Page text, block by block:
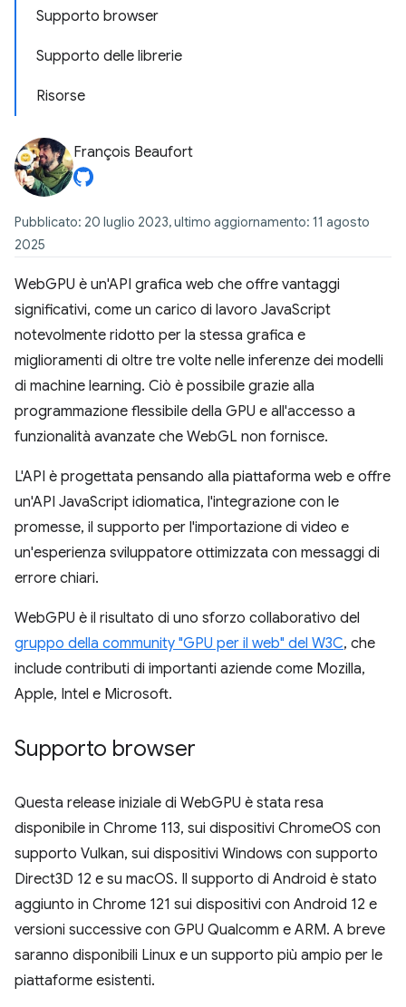
Supporto browser
Supporto delle librerie
Risorse
François Beaufort
Pubblicato: 20 luglio 2023, ultimo aggiornamento: 11 agosto
2025
WebGPU è un'API grafica web che offre vantaggi
significativi, come un carico di lavoro JavaScript
notevolmente ridotto per la stessa grafica e
miglioramenti di oltre tre volte nelle inferenze dei modelli
di machine learning. Ciò è possibile grazie alla
programmazione flessibile della GPU e all'accesso a
funzionalità avanzate che WebGL non fornisce.
L'API è progettata pensando alla piattaforma web e offre
un'API JavaScript idiomatica, l'integrazione con le
promesse, il supporto per l'importazione di video e
un'esperienza sviluppatore ottimizzata con messaggi di
errore chiari.
WebGPU è il risultato di uno sforzo collaborativo del
gruppo della community "GPU per il web" del W3C, che
include contributi di importanti aziende come Mozilla,
Apple, Intel e Microsoft.
Supporto browser
Questa release iniziale di WebGPU è stata resa
disponibile in Chrome 113, sui dispositivi ChromeOS con
supporto Vulkan, sui dispositivi Windows con supporto
Direct3D 12 e su macOS. Il supporto di Android è stato
aggiunto in Chrome 121 sui dispositivi con Android 12 e
versioni successive con GPU Qualcomm e ARM. A breve
saranno disponibili Linux e un supporto più ampio per le
piattaforme esistenti.